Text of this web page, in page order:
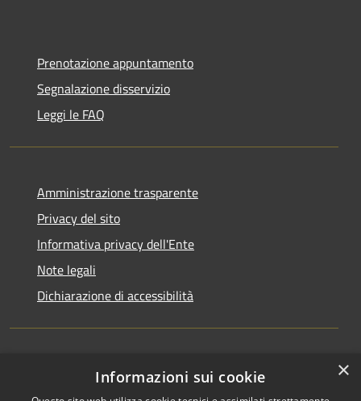
Prenotazione appuntamento
Segnalazione disservizio
Leggi le FAQ
Amministrazione trasparente
Privacy del sito
Informativa privacy dell'Ente
Note legali
Dichiarazione di accessibilità
Newsletter ×
Informazioni sui cookie